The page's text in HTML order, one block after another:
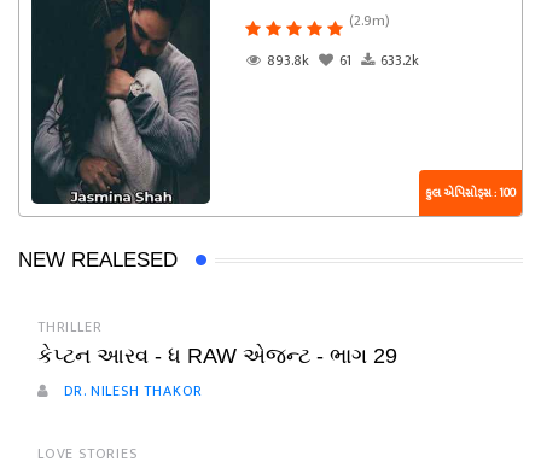
(2.9m)
893.8k
61 633.2k
કુલ એપિસોડ્સ : 100
NEW REALESED
THRILLER
કેપ્ટન આરવ - ધ RAW એજન્ટ - ભાગ 29
DR. NILESH THAKOR
LOVE STORIES